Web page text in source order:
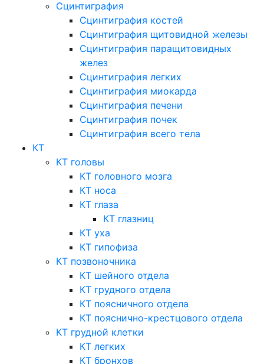
Сцинтиграфия
Сцинтиграфия костей
Сцинтиграфия щитовидной железы
Сцинтиграфия паращитовидных
желез
Сцинтиграфия легких
Сцинтиграфия миокарда
Сцинтиграфия печени
Сцинтиграфия почек
Сцинтиграфия всего тела
КТ
КТ головы
КТ головного мозга
КТ носа
КТ глаза
КТ глазниц
КТ уха
КТ гипофиза
КТ позвоночника
КТ шейного отдела
КТ грудного отдела
КТ поясничного отдела
КТ пояснично-крестцового отдела
КТ грудной клетки
КТ легких
КТ бронхов